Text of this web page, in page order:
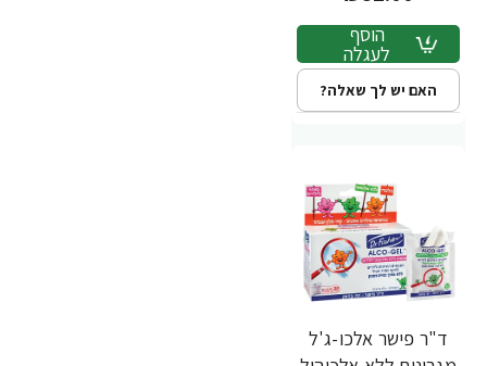
הוסף
לעגלה
האם יש לך שאלה?
ד"ר פישר אלכו-ג'ל